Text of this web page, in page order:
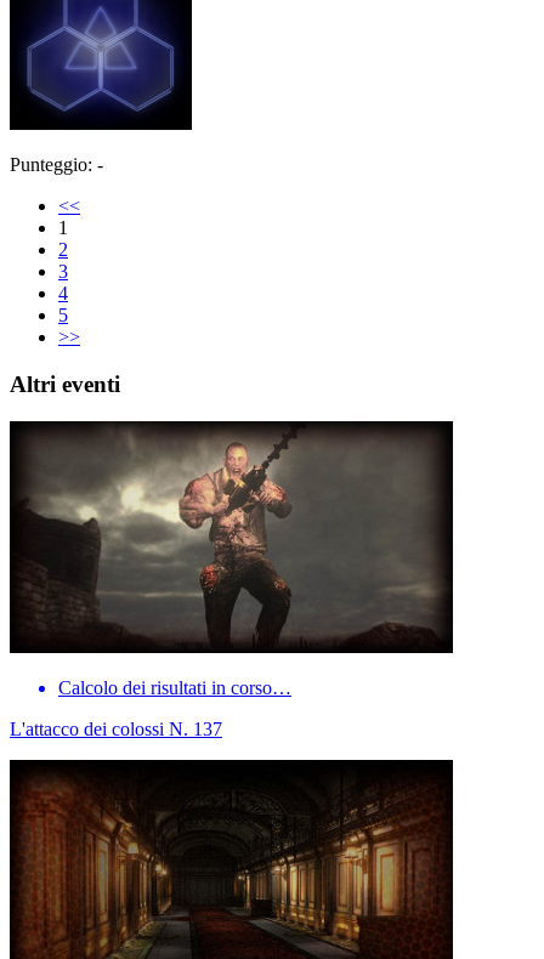
Punteggio: -
<<
1
2
3
4
5
>>
Altri eventi
Calcolo dei risultati in corso…
L'attacco dei colossi N. 137